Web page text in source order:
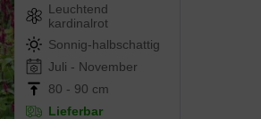
Leuchtend
kardinalrot
Sonnig-halbschattig
Juli - November
80 - 90 cm
Lieferbar